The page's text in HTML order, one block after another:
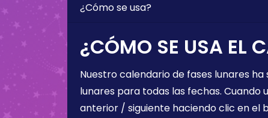
¿Cómo se usa?
¿CÓMO SE USA EL
Nuestro calendario de fases lunares
lunares para todas las fechas. Cuando
anterior / siguiente haciendo clic en el